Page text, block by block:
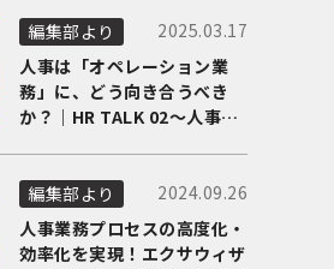
編集部より
2025.03.17
人事は「オペレーション業
務」に、どう向き合うべき
か？｜HR TALK 02～人事DX
編集部より
2024.09.26
人事業務プロセスの高度化・
効率化を実現！エクサウィザ